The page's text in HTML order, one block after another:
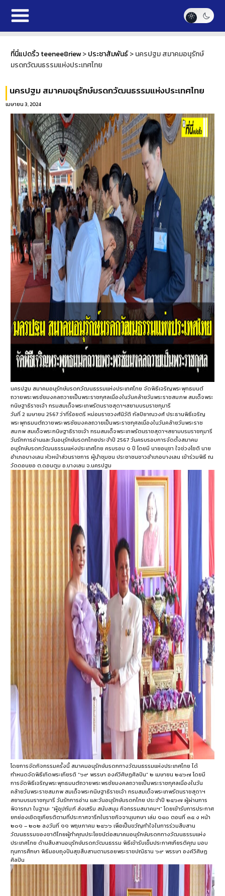
ที่นี่แปดริ้ว teenee8riew>ประชาสัมพันธ์>นครปฐม สมาคมอนุรักษ์
มรดกวัฒนธรรมแห่งประเทศไทย
นครปฐม สมาคมอนุรักษ์มรดกวัฒนธรรมแห่งประเทศไทย
เมษายน 3, 2024
นครปฐม สมาคมอนุรักษ์มรดกวัฒนธรรมแห่งประเทศไทย จัดพิธีเจริญพระพุทธมนต์
ถวายพระพรชัยมงคลถวายเป็นพระราชกุศลเนื่องในวันคล้ายวันพระราชสมภพ สมเด็จพระ
กนิษฐาธิราชเจ้า กรมสมเด็จพระเทพรัตนราชสุดาฯสยามบรมราชกุมารี
วันที่ 2 เมษายน 2567 ว่าที่ร้อยตรี หม่อมราชวงศ์นิวัติ กัลป์ยาณวงศ์ ประธานพิธีเจริญ
พระพุทธมนต์ถวายพระพรชัยมงคลถวายเป็นพระราชกุศลเนื่องในวันคล้ายวันพระราช
สมภพ สมเด็จพระกนิษฐาธิราชเจ้า กรมสมเด็จพระเทพรัตนราชสุดาฯสยามบรมราชกุมารี
วันรักการอ่านและวันอนุรักษ์มรดกไทยประจำปี 2567 วันครบรอบการจัดตั้งสมาคม
อนุรักษ์มรดกวัฒนธรรมแห่งประเทศไทย ครบรอบ ๑ ปี โดยมี นายอนุชา ใจช่วงโชติ นาย
อำเภอบางเลน หัวหน้าส่วนราชการ ผู้นำชุมชน ประชาชนชาวอำเภอบางเลน เข้าร่วมพิธี ณ
วัดดอนยอ ต.ดอนตูม อ.บางเลน จ.นครปฐม
โดยการจัดกิจกรรมครั้งนี้ สมาคมอนุรักษ์มรดกทางวัฒนธรรมแห่งประเทศไทย ได้
กำหนดจัดพิธีเทิดพระเกียรติ “๖๙ พรรษา องค์วิศิษฏศิลปิน” ๒ เมษายน ๒๕๖๗ โดยมี
การจัดพิธีเจริญพระพุทธมนต์ถวายพระพรชัยมงคลถวายเป็นพระราชกุศลเนื่องในวัน
คล้ายวันพระราชสมภพ สมเด็จพระกนิษฐาธิราชเจ้า กรมสมเด็จพระเทพรัตนราชสุดาฯ
สยามบรมราชกุมารี วันรักการอ่าน และวันอนุรักษ์มรดกไทย ประจำปี ๒๕๖๗ ผู้ผ่านการ
พิจารณา ในฐานะ “ผู้อุปถัมภ์ ส่งเสริม สนับสนุน กิจกรรมสมาคมฯ” โดยเข้ารับการประกาศ
ยกย่องเชิดชูเกียรติตามที่ประกาศจารึกในราชกิจจานุเบกษา เล่ม ๑๔๐ ตอนที่ ๓๕ ง หน้า
๒๐๑ – ๒๐๒ ลงวันที่ ๑๑ พฤษภาคม ๒๕๖๖ เพื่อเป็นขวัญกำใจในการร่วมสืบสาน
วัฒนธรรมของชาติไทยผู้ทำคุณประโยชน์ต่อสมาคมอนุรักษ์มรดกทางวัฒนธรรมแห่ง
ประเทศไทย ด้านสืบสานอนุรักษ์มรดกวัฒนธรรม พิธีเข้ารับเข็มประกาศเกียรติคุณ มอบ
ทุนการศึกษา พิธีมอบถุงปันสุขสืบสานตามรอยพระราชปณิธาน ๖๙ พรรษา องค์วิศิษฏ
ศิลปิน